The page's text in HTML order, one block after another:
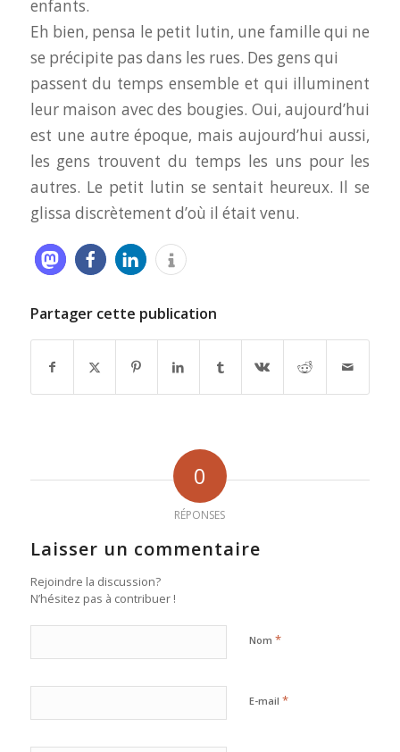
enfants.
Eh bien, pensa le petit lutin, une famille qui ne
se précipite pas dans les rues. Des gens qui
passent du temps ensemble et qui illuminent
leur maison avec des bougies. Oui, aujourd’hui
est une autre époque, mais aujourd’hui aussi,
les gens trouvent du temps les uns pour les
autres. Le petit lutin se sentait heureux. Il se
glissa discrètement d’où il était venu.
Partager cette publication
0
RÉPONSES
Laisser un commentaire
Rejoindre la discussion?
N’hésitez pas à contribuer !
Nom *
E-mail *